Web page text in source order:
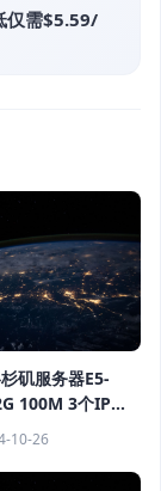
仅需$5.59/
矶服务器E5-
100M 3个IP
动）
10-26